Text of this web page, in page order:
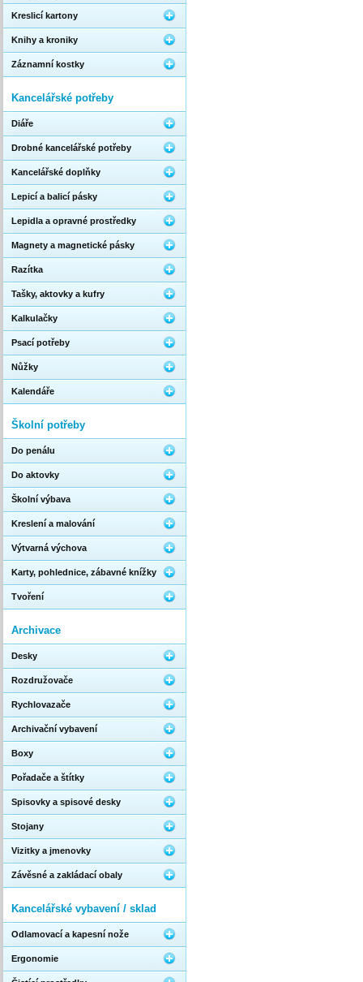
Kreslicí kartony
Knihy a kroniky
Záznamní kostky
Kancelářské potřeby
Diáře
Drobné kancelářské potřeby
Kancelářské doplňky
Lepicí a balicí pásky
Lepidla a opravné prostředky
Magnety a magnetické pásky
Razítka
Tašky, aktovky a kufry
Kalkulačky
Psací potřeby
Nůžky
Kalendáře
Školní potřeby
Do penálu
Do aktovky
Školní výbava
Kreslení a malování
Výtvarná výchova
Karty, pohlednice, zábavné knížky
Tvoření
Archivace
Desky
Rozdružovače
Rychlovazače
Archivační vybavení
Boxy
Pořadače a štítky
Spisovky a spisové desky
Stojany
Vizitky a jmenovky
Závěsné a zakládací obaly
Kancelářské vybavení / sklad
Odlamovací a kapesní nože
Ergonomie